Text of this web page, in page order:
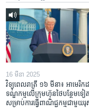
16 មីនា 2025
វិទ្យុពេលរាត្រី ១៦ មីនា៖ អាមេរិក​
ទណ្ឌកម្ម​លើ​ក្រុមហ៊ុន​ថៃ​បន្ថែម​ទៀត​
សម្រាប់​ការ​ធ្វើ​ពាណិជ្ជកម្ម​ជាមួយ​រុ